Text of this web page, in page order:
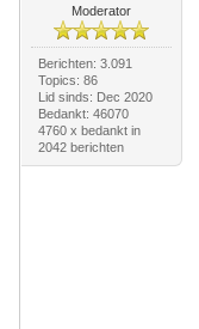
Moderator
Berichten: 3.091
Topics: 86
Lid sinds: Dec 2020
Bedankt: 46070
4760 x bedankt in
2042 berichten